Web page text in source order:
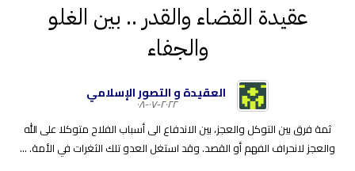
عقيدة القضاء والقدر .. بين الغلو
والجفاء
العقيدة و التصور الإسلامي
٢٠٢٢-٠٧-٠٨
ثمة فرق بين التوكل والعجز، بين الاندفاع الى أسباب الفلاح متوكلا على الله
والعجز لانحراف الفهم أو القصد. وقد استغل العدو تلك الثغرات في الأمة. ...